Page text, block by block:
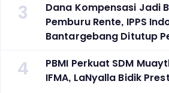
3
Dana Kompensasi Jadi
Pemburu Rente, IPPS
Bantargebang Ditutup
4
PBMI Perkuat SDM
IFMA, LaNyalla Bidik